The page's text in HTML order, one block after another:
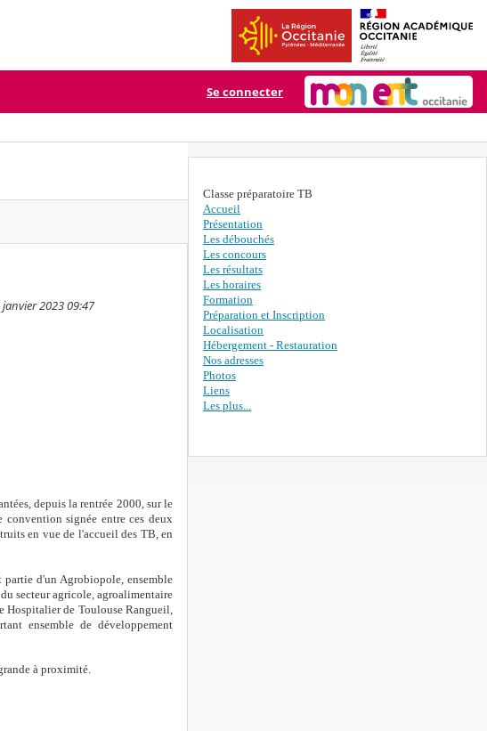
Se connecter
2023 09:47
depuis la rentrée 2000, sur le
signée entre ces deux
en vue de l'accueil des TB, en
d'un Agrobiopole, ensemble
secteur agricole, agroalimentaire
de Toulouse Rangueil,
ensemble de développement
à proximité.
Classe préparatoire TB
Accueil
Présentation
Les débouchés
Les concours
Les résultats
Les horaires
Formation
Préparation et Inscription
Localisation
Hébergement - Restauration
Nos adresses
Photos
Liens
Les plus...